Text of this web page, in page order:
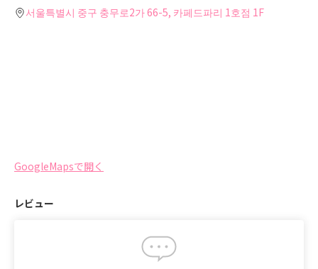
서울특별시 중구 충무로2가 66-5, 카페드파리 1호점 1F
GoogleMapsで開く
レビュー